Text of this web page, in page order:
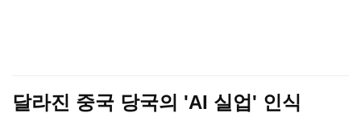
달라진 중국 당국의 'AI 실업' 인식